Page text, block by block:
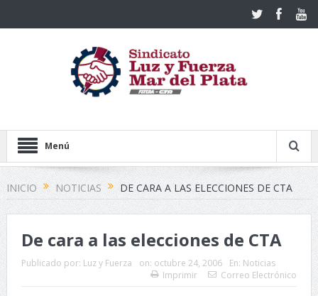
Menú
INICIO NOTICIAS DE CARA A LAS ELECCIONES DE CTA
De cara a las elecciones de CTA
Publicado por: Luz y Fuerza on: octubre 24, 2006 En: Noticias
Imprimir
Correo Electrónico